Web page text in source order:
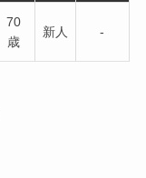
70
歳
新人 -